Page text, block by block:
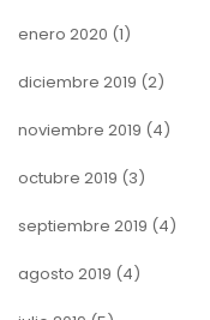
enero 2020 (1)
diciembre 2019 (2)
noviembre 2019 (4)
octubre 2019 (3)
septiembre 2019 (4)
agosto 2019 (4)